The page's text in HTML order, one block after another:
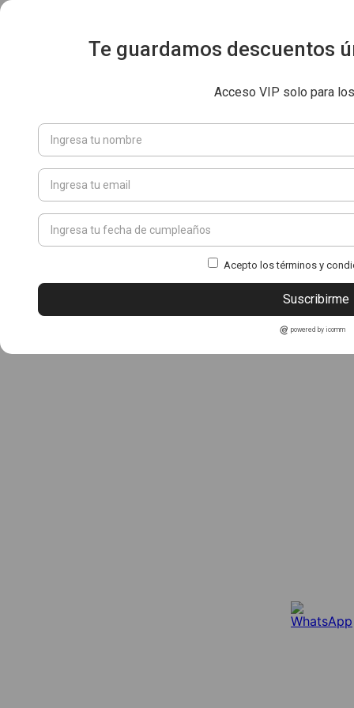
Te guardamos descuentos
Acceso VIP solo para
Acepto los términos y
Suscribirme
powered by icomm